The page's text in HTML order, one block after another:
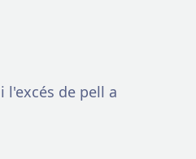
l'excés de pell a